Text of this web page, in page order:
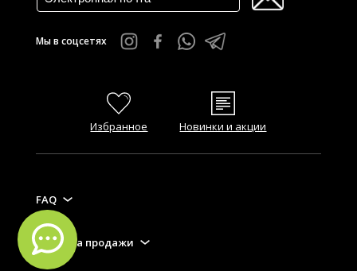
Мы в соцсетях
Избранное Новинки и акции
FAQ
Правила продажи